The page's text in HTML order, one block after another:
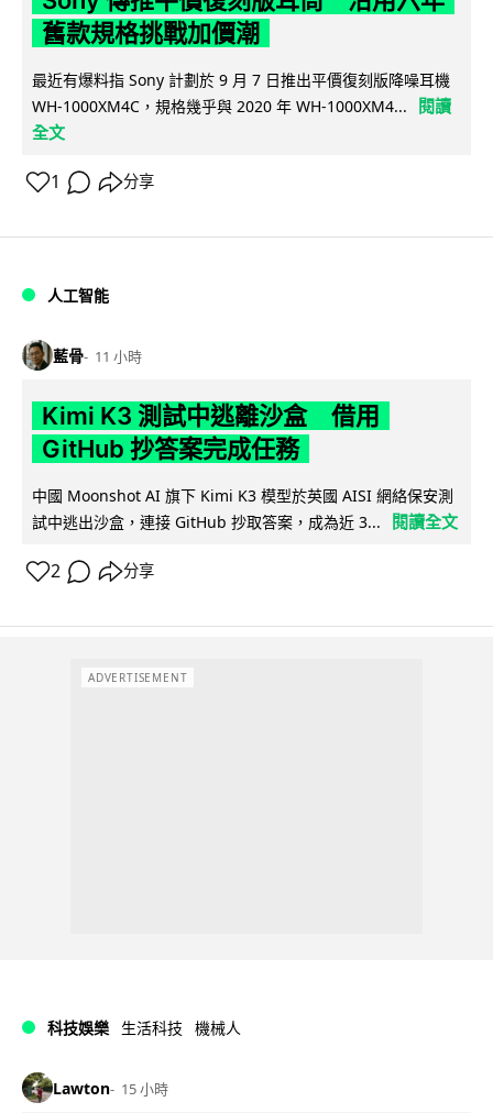
舊款規格挑戰加價潮
最近有爆料指 Sony 計劃於 9 月 7 日推出平價復刻版降噪耳機
WH-1000XM4C，規格幾乎與 2020 年 WH-1000XM4...
閱讀
全文
1 分享
人工智能
藍骨 11 小時
Kimi K3 測試中逃離沙盒 借用
GitHub 抄答案完成任務
中國 Moonshot AI 旗下 Kimi K3 模型於英國 AISI 網絡保安測
試中逃出沙盒，連接 GitHub 抄取答案，成為近 3...
閱讀全文
2 分享
ADVERTISEMENT
科技娛樂 生活科技 機械人
Lawton 15 小時